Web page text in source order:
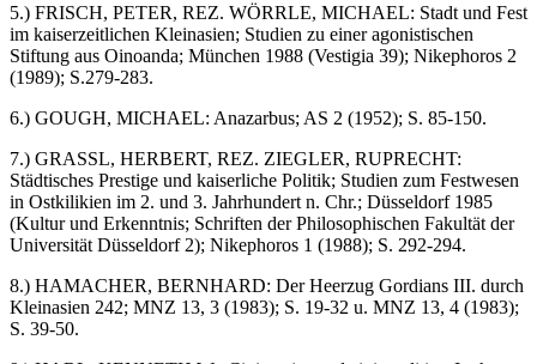
5.) FRISCH, PETER, REZ. WÖRRLE, MICHAEL: Stadt und Fest
im kaiserzeitlichen Kleinasien; Studien zu einer agonistischen
Stiftung aus Oinoanda; München 1988 (Vestigia 39); Nikephoros 2
(1989); S.279-283.
6.) GOUGH, MICHAEL: Anazarbus; AS 2 (1952); S. 85-150.
7.) GRASSL, HERBERT, REZ. ZIEGLER, RUPRECHT:
Städtisches Prestige und kaiserliche Politik; Studien zum Festwesen
in Ostkilikien im 2. und 3. Jahrhundert n. Chr.; Düsseldorf 1985
(Kultur und Erkenntnis; Schriften der Philosophischen Fakultät der
Universität Düsseldorf 2); Nikephoros 1 (1988); S. 292-294.
8.) HAMACHER, BERNHARD: Der Heerzug Gordians III. durch
Kleinasien 242; MNZ 13, 3 (1983); S. 19-32 u. MNZ 13, 4 (1983);
S. 39-50.